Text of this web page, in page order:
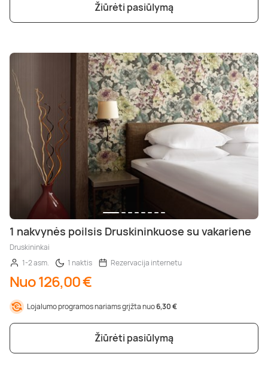
Žiūrėti pasiūlymą
1 nakvynės poilsis Druskininkuose su vakariene
Druskininkai
1-2 asm.
1 naktis Rezervacija internetu
Nuo 126,00 €
Lojalumo programos nariams grįžta nuo6,30 €
Žiūrėti pasiūlymą